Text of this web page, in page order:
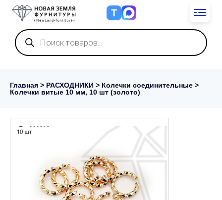
Т
Поиск
товаров
Главная > РАСХОДНИКИ > Колечки соединительные >
Колечки витые 10 мм, 10 шт (золото)